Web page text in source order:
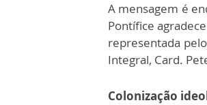
A mensagem é
Pontífice
representada
Integral, Card.
Colonização